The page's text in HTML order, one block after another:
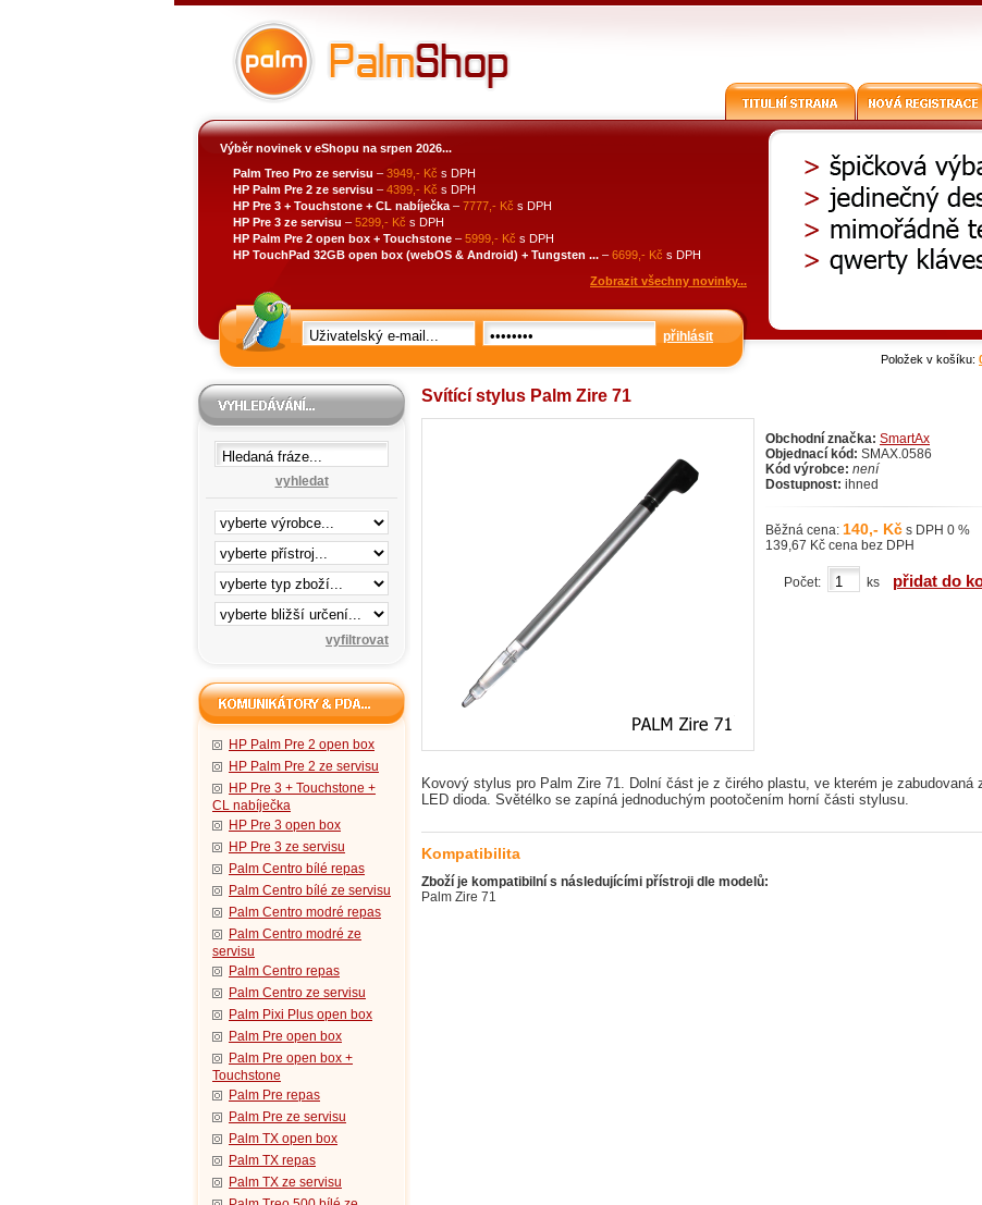
Výběr novinek v eShopu na srpen 2026...
Palm Treo Pro ze servisu – 3949,- Kč s DPH
HP Palm Pre 2 ze servisu – 4399,- Kč s DPH
HP Pre 3 + Touchstone + CL nabíječka – 7777,- Kč s DPH
HP Pre 3 ze servisu – 5299,- Kč s DPH
HP Palm Pre 2 open box + Touchstone – 5999,- Kč s DPH
HP TouchPad 32GB open box (webOS & Android) + Tungsten ... – 6699,- Kč s DPH
Zobrazit všechny novinky...
přihlásit
Položek v košíku:
vyhledat
HP Palm Pre 2 open box
HP Palm Pre 2 ze servisu
HP Pre 3 + Touchstone +
CL nabíječka
HP Pre 3 open box
HP Pre 3 ze servisu
Palm Centro bílé repas
Palm Centro bílé ze servisu
Palm Centro modré repas
Palm Centro modré ze
servisu
Palm Centro repas
Palm Centro ze servisu
Palm Pixi Plus open box
Palm Pre open box
Palm Pre open box +
Touchstone
Palm Pre repas
Palm Pre ze servisu
Palm TX open box
Palm TX repas
Palm TX ze servisu
Svítící stylus Palm Zire 71
Obchodní značka: SmartAx
Objednací kód: SMAX.0586
Kód výrobce: není
Dostupnost: ihned
Běžná cena: 140,- Kč s DPH 0 %
139,67 Kč cena bez DPH
Počet: ks přidat do
Kovový stylus pro Palm Zire 71. Dolní část je z čirého plastu, ve kterém je zabudovaná
LED dioda. Světélko se zapíná jednoduchým pootočením horní části stylusu.
Kompatibilita
Zboží je kompatibilní s následujícími přístroji dle modelů:
Palm Zire 71